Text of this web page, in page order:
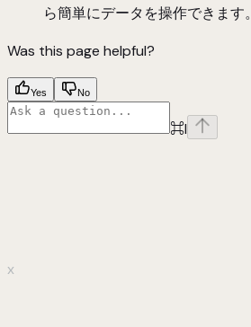
ら簡単にデータを操作できます。
Was this page helpful?
Yes No
⌘I
x